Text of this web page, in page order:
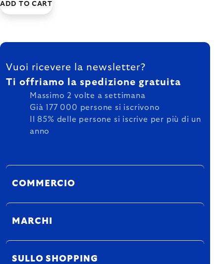
ADD TO CART
FOOTER
Vuoi ricevere la newsletter?
Ti offriamo la spedizione gratuita
Massimo 2 volte a settimana
Già 177 000 persone si iscrivono
Il 85% delle persone si iscrive per più di un
anno
COMMERCIO
MARCHI
SULLO SHOPPING